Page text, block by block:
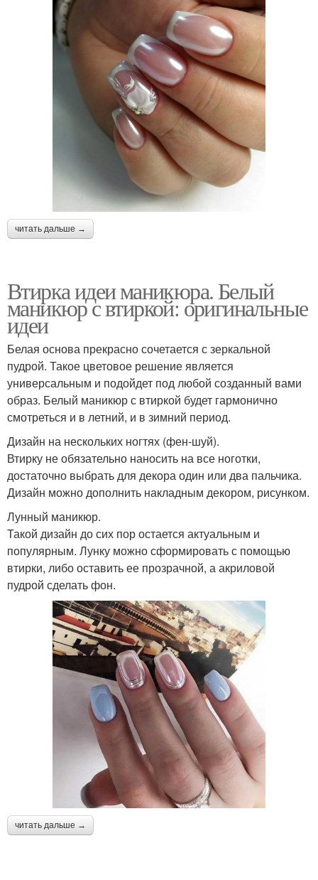
читать дальше →
Втирка идеи маникюра. Белый
маникюр с втиркой: оригинальные
идеи
Белая основа прекрасно сочетается с зеркальной
пудрой. Такое цветовое решение является
универсальным и подойдет под любой созданный вами
образ. Белый маникюр с втиркой будет гармонично
смотреться и в летний, и в зимний период.
Дизайн на нескольких ногтях (фен-шуй).
Втирку не обязательно наносить на все ноготки,
достаточно выбрать для декора один или два пальчика.
Дизайн можно дополнить накладным декором, рисунком.
Лунный маникюр.
Такой дизайн до сих пор остается актуальным и
популярным. Лунку можно сформировать с помощью
втирки, либо оставить ее прозрачной, а акриловой
пудрой сделать фон.
читать дальше →